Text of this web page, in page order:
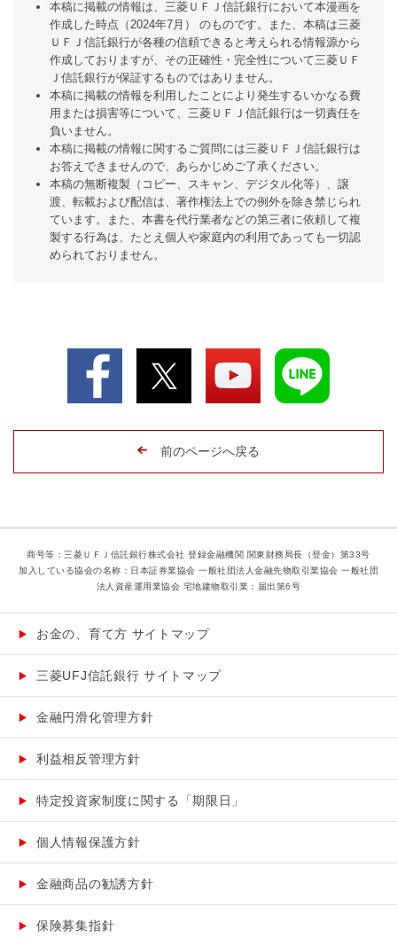
本稿に掲載の情報は、三菱ＵＦＪ信託銀行において本漫画を
作成した時点（2024年7月） のものです。また、本稿は三菱
ＵＦＪ信託銀行が各種の信頼できると考えられる情報源から
作成しておりますが、その正確性・完全性について三菱ＵＦ
Ｊ信託銀行が保証するものではありません。
本稿に掲載の情報を利用したことにより発生するいかなる費
用または損害等について、三菱ＵＦＪ信託銀行は一切責任を
負いません。
本稿に掲載の情報に関するご質問には三菱ＵＦＪ信託銀行は
お答えできませんので、あらかじめご了承ください。
本稿の無断複製（コピー、スキャン、デジタル化等）、譲
渡、転載および配信は、著作権法上での例外を除き禁じられ
ています。また、本書を代行業者などの第三者に依頼して複
製する行為は、たとえ個人や家庭内の利用であっても一切認
められておりません。
前のページへ戻る
商号等：三菱ＵＦＪ信託銀行株式会社 登録金融機関 関東財務局長（登金）第33号
加入している協会の名称：日本証券業協会 一般社団法人金融先物取引業協会 一般社団
法人資産運用業協会 宅地建物取引業：届出第6号
お金の、育て方 サイトマップ
三菱UFJ信託銀行 サイトマップ
金融円滑化管理方針
利益相反管理方針
特定投資家制度に関する「期限日」
個人情報保護方針
金融商品の勧誘方針
保険募集指針